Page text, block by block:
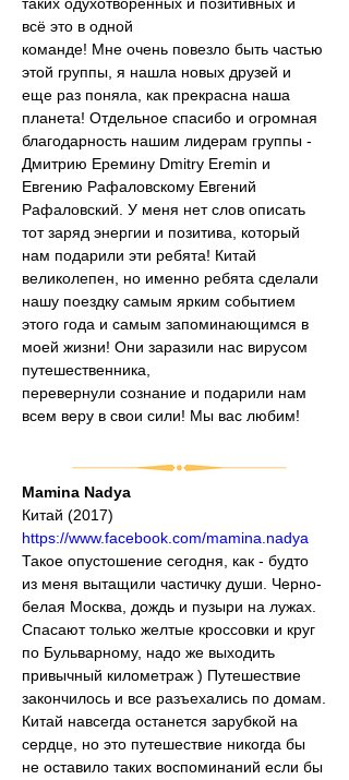
всё это в одной
команде! Мне очень повезло быть частью
этой группы, я нашла новых друзей и
еще раз поняла, как прекрасна наша
планета! Отдельное спасибо и огромная
благодарность нашим лидерам группы -
Дмитрию Еремину Dmitry Eremin и
Евгению Рафаловскому Евгений
Рафаловский. У меня нет слов описать
тот заряд энергии и позитива, который
нам подарили эти ребята! Китай
великолепен, но именно ребята сделали
нашу поездку самым ярким событием
этого года и самым запоминающимся в
моей жизни! Они заразили нас вирусом
путешественника,
перевернули сознание и подарили нам
всем веру в свои сили! Мы вас любим!
Mamina Nadya
Китай (2017)
https://www.facebook.com/mamina.nadya
Такое опустошение сегодня, как - будто
из меня вытащили частичку души. Черно-
белая Москва, дождь и пузыри на лужах.
Спасают только желтые кроссовки и круг
по Бульварному, надо же выходить
привычный километраж ) Путешествие
закончилось и все разъехались по домам.
Китай навсегда останется зарубкой на
сердце, но это путешествие никогда бы
не оставило таких воспоминаний если бы